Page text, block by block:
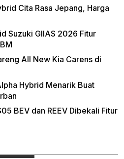
Cita Rasa Jepang, Harga
Suzuki GIIAS 2026 Fitur
All New Kia Carens di
Hybrid Menarik Buat
BEV dan REEV Dibekali Fitur